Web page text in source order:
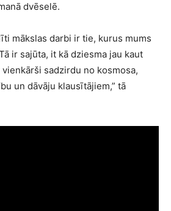
dvēselē.
mākslas darbi ir tie, kurus mums
ir sajūta, it kā dziesma jau kaut
sadzirdu no kosmosa,
un dāvāju klausītājiem,” tā